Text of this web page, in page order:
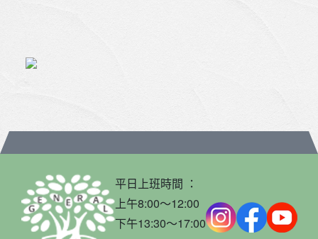
平日上班時間 ：
上午8:00～12:00
下午13:30～17:00